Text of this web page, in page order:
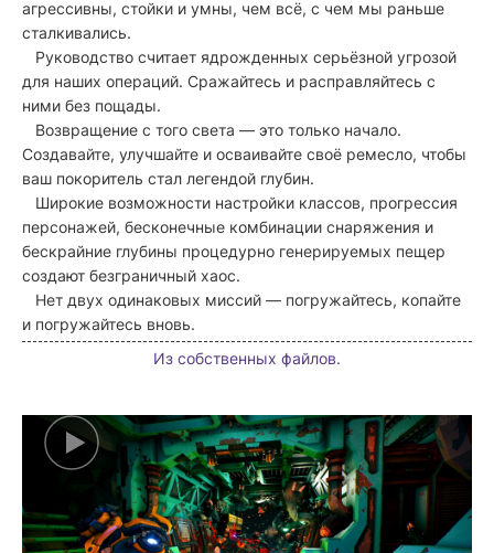
агрессивны, стойки и умны, чем всё, с чем мы раньше
сталкивались.
Руководство считает ядрожденных серьёзной угрозой
для наших операций. Сражайтесь и расправляйтесь с
ними без пощады.
Возвращение с того света — это только начало.
Создавайте, улучшайте и осваивайте своё ремесло, чтобы
ваш покоритель стал легендой глубин.
Широкие возможности настройки классов, прогрессия
персонажей, бесконечные комбинации снаряжения и
бескрайние глубины процедурно генерируемых пещер
создают безграничный хаос.
Нет двух одинаковых миссий — погружайтесь, копайте
и погружайтесь вновь.
Из собственных файлов.